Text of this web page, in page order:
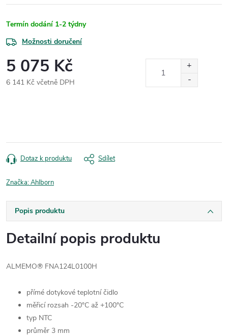
Termín dodání 1-2 týdny
Možnosti doručení
5 075 Kč
6 141 Kč včetně DPH
Dotaz k produktu Sdílet
Značka:Ahlborn
Popis produktu
Detailní popis produktu
ALMEMO® FNA124L0100H
přímé dotykové teplotní čidlo
měřicí rozsah -20°C až +100°C
typ NTC
průměr 3 mm